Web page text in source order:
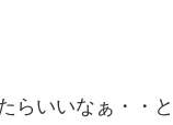
らいいなぁ・・と